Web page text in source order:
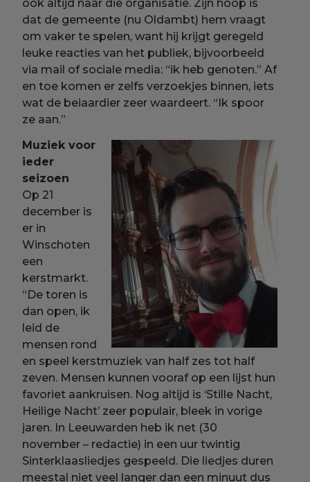
ook altijd naar die organisatie. Zijn hoop is
dat de gemeente (nu Oldambt) hem vraagt
om vaker te spelen, want hij krijgt geregeld
leuke reacties van het publiek, bijvoorbeeld
via mail of sociale media: “ik heb genoten.” Af
en toe komen er zelfs verzoekjes binnen, iets
wat de beiaardier zeer waardeert. “Ik spoor
ze aan.”
Muziek voor
ieder
seizoen
Op 21
december is
er in
Winschoten
een
kerstmarkt.
“De toren is
dan open, ik
leid de
mensen rond
en speel kerstmuziek van half zes tot half
zeven. Mensen kunnen vooraf op een lijst hun
favoriet aankruisen. Nog altijd is ‘Stille Nacht,
Heilige Nacht’ zeer populair, bleek in vorige
jaren. In Leeuwarden heb ik net (30
november – redactie) in een uur twintig
Sinterklaasliedjes gespeeld. Die liedjes duren
meestal niet veel langer dan een minuut dus